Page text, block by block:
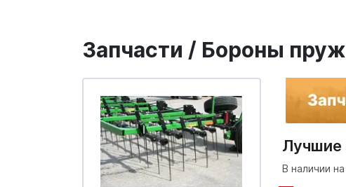
Запчасти / Бороны
Лучшие
В наличии